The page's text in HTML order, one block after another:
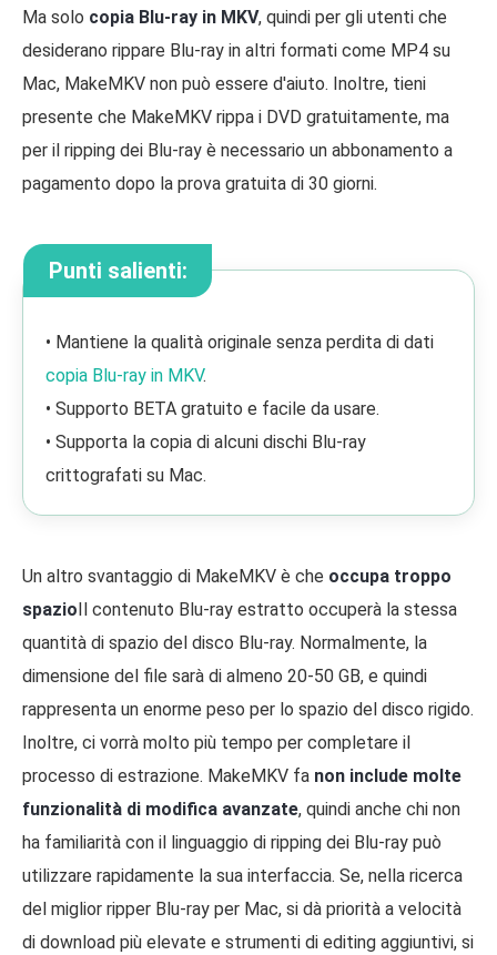
Ma solo copia Blu-ray in MKV, quindi per gli utenti che
desiderano rippare Blu-ray in altri formati come MP4 su
Mac, MakeMKV non può essere d'aiuto. Inoltre, tieni
presente che MakeMKV rippa i DVD gratuitamente, ma
per il ripping dei Blu-ray è necessario un abbonamento a
pagamento dopo la prova gratuita di 30 giorni.
Punti salienti:
• Mantiene la qualità originale senza perdita di dati
copia Blu-ray in MKV.
• Supporto BETA gratuito e facile da usare.
• Supporta la copia di alcuni dischi Blu-ray
crittografati su Mac.
Un altro svantaggio di MakeMKV è che occupa troppo
spazioIl contenuto Blu-ray estratto occuperà la stessa
quantità di spazio del disco Blu-ray. Normalmente, la
dimensione del file sarà di almeno 20-50 GB, e quindi
rappresenta un enorme peso per lo spazio del disco rigido.
Inoltre, ci vorrà molto più tempo per completare il
processo di estrazione. MakeMKV fa non include molte
funzionalità di modifica avanzate, quindi anche chi non
ha familiarità con il linguaggio di ripping dei Blu-ray può
utilizzare rapidamente la sua interfaccia. Se, nella ricerca
del miglior ripper Blu-ray per Mac, si dà priorità a velocità
di download più elevate e strumenti di editing aggiuntivi, si